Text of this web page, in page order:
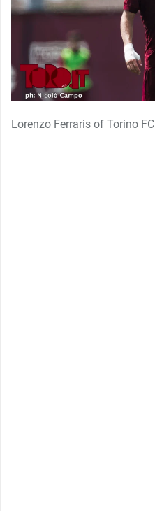
Lorenzo Ferraris of Torino FC